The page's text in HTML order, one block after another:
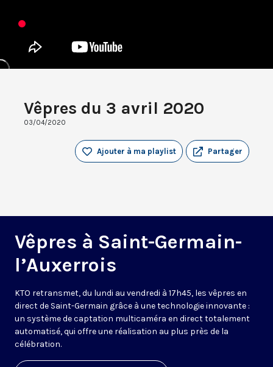
Vêpres du 3 avril 2020
03/04/2020
Partager
Ajouter à ma playlist
Vêpres à Saint-Germain-
l’Auxerrois
KTO retransmet, du lundi au vendredi à 17h45, les vêpres en
direct de Saint-Germain grâce à une technologie innovante :
un système de captation multicaméra en direct totalement
automatisé, qui offre une réalisation au plus près de la
célébration.